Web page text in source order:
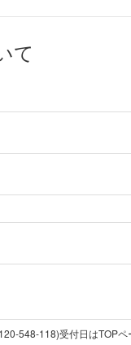
て
548-118)受付日はTOPペ